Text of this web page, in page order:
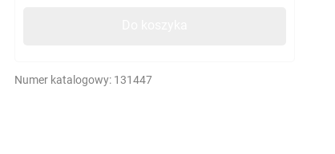
Numer katalogowy: 131447